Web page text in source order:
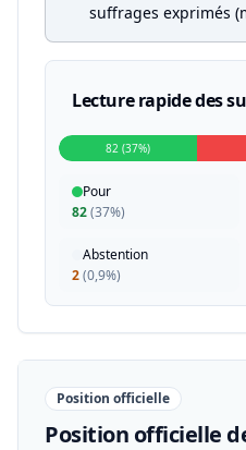
suffrages exprimés
Lecture rapide des
82 (37%)
Pour
82(37%)
Abstention
2(0,9%)
Position officielle
Position officielle